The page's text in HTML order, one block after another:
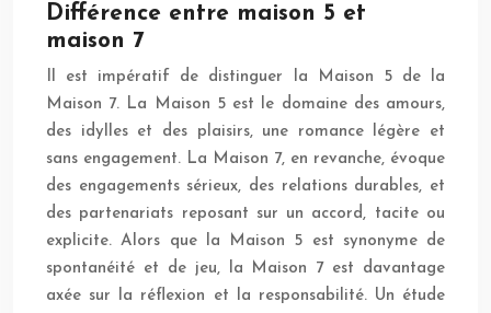
Différence entre maison 5 et
maison 7
Il est impératif de distinguer la Maison 5 de la
Maison 7. La Maison 5 est le domaine des amours,
des idylles et des plaisirs, une romance légère et
sans engagement. La Maison 7, en revanche, évoque
des engagements sérieux, des relations durables, et
des partenariats reposant sur un accord, tacite ou
explicite. Alors que la Maison 5 est synonyme de
spontanéité et de jeu, la Maison 7 est davantage
axée sur la réflexion et la responsabilité. Un étude